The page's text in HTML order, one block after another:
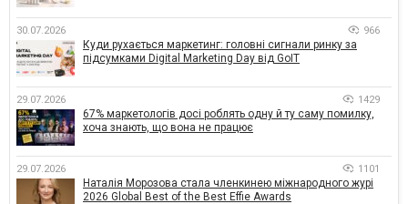
30.07.2026 966
Куди рухається маркетинг: головні сигнали ринку за
підсумками Digital Marketing Day від GoIT
29.07.2026 1429
67% маркетологів досі роблять одну й ту саму помилку,
хоча знають, що вона не працює
29.07.2026 1101
Наталія Морозова стала членкинею міжнародного журі
2026 Global Best of the Best Effie Awards